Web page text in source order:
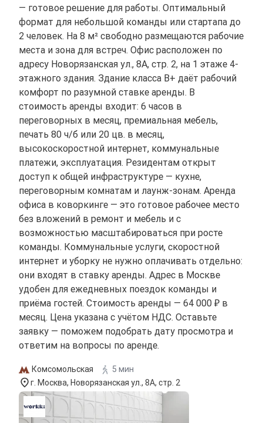
— готовое решение для работы. Оптимальный
формат для небольшой команды или стартапа до
2 человек. На 8 м² свободно размещаются рабочие
места и зона для встреч. Офис расположен по
адресу Новорязанская ул., 8А, стр. 2, на 1 этаже 4-
этажного здания. Здание класса B+ даёт рабочий
комфорт по разумной ставке аренды. В
стоимость аренды входит: 6 часов в
переговорных в месяц, премиальная мебель,
печать 80 ч/б или 20 цв. в месяц,
высокоскоростной интернет, коммунальные
платежи, эксплуатация. Резидентам открыт
доступ к общей инфраструктуре — кухне,
переговорным комнатам и лаунж-зонам. Аренда
офиса в коворкинге — это готовое рабочее место
без вложений в ремонт и мебель и с
возможностью масштабироваться при росте
команды. Коммунальные услуги, скоростной
интернет и уборку не нужно оплачивать отдельно:
они входят в ставку аренды. Адрес в Москве
удобен для ежедневных поездок команды и
приёма гостей. Стоимость аренды — 64 000 ₽ в
месяц. Цена указана с учётом НДС. Оставьте
заявку — поможем подобрать дату просмотра и
ответим на вопросы по аренде.
Комсомольская
5 мин
г. Москва, Новорязанская ул., 8А, стр. 2